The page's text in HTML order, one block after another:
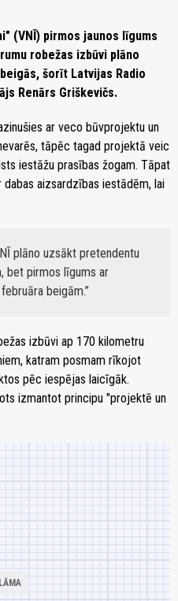
(VNĪ) pirmos jaunos līgums
robežas izbūvi plāno
šorīt Latvijas Radio
Renārs Griškevičs.
ar veco būvprojektu un
tāpēc tagad projektā veic
iestāžu prasības žogam. Tāpat
aizsardzības iestādēm, lai
plāno uzsākt pretendentu
bet pirmos līgums ar
beigām.
izbūvi ap 170 kilometru
katram posmam rīkojot
pēc iespējas laicīgāk.
izmantot principu "projektē un